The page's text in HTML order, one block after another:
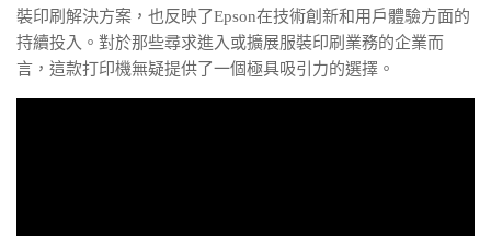
裝印刷解決方案，也反映了Epson在技術創新和用戶體驗方面的
持續投入。對於那些尋求進入或擴展服裝印刷業務的企業而
言，這款打印機無疑提供了一個極具吸引力的選擇。